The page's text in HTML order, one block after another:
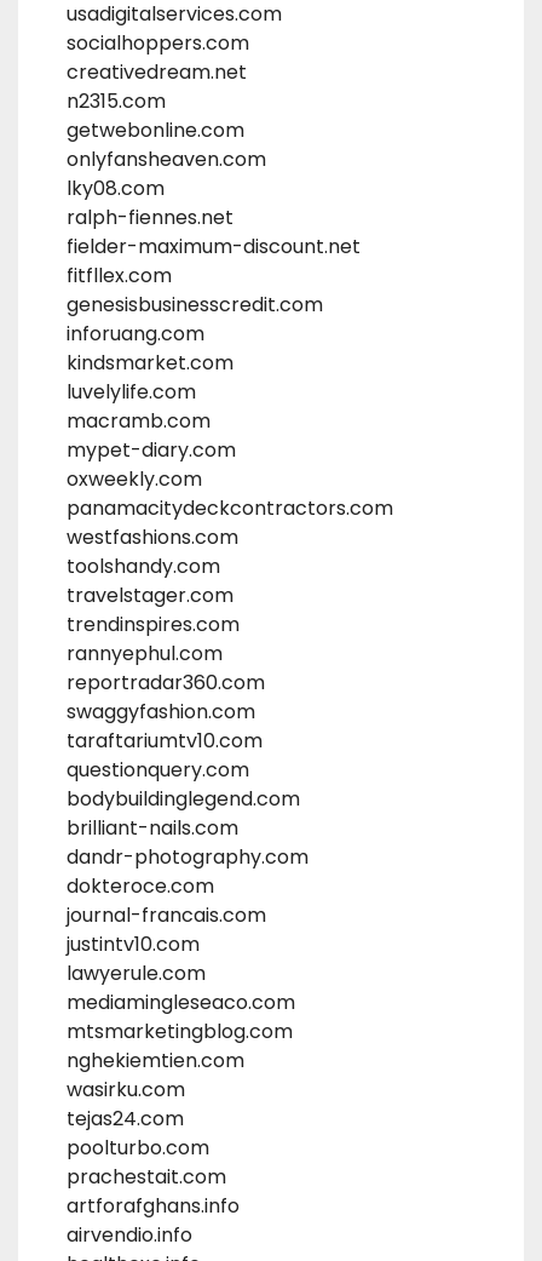
usadigitalservices.com
socialhoppers.com
creativedream.net
n2315.com
getwebonline.com
onlyfansheaven.com
lky08.com
ralph-fiennes.net
fielder-maximum-discount.net
fitfllex.com
genesisbusinesscredit.com
inforuang.com
kindsmarket.com
luvelylife.com
macramb.com
mypet-diary.com
oxweekly.com
panamacitydeckcontractors.com
westfashions.com
toolshandy.com
travelstager.com
trendinspires.com
rannyephul.com
reportradar360.com
swaggyfashion.com
taraftariumtv10.com
questionquery.com
bodybuildinglegend.com
brilliant-nails.com
dandr-photography.com
dokteroce.com
journal-francais.com
justintv10.com
lawyerule.com
mediamingleseaco.com
mtsmarketingblog.com
nghekiemtien.com
wasirku.com
tejas24.com
poolturbo.com
prachestait.com
artforafghans.info
airvendio.info